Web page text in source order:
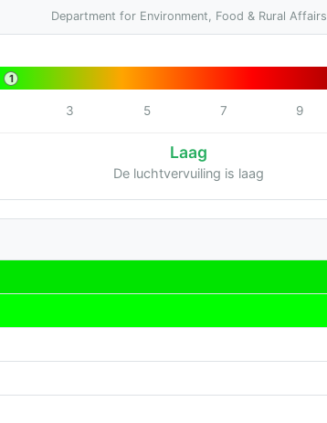
Department for Environment, Food & Rural Affairs
1
3 5 7 9
Laag
De luchtvervuiling is laag